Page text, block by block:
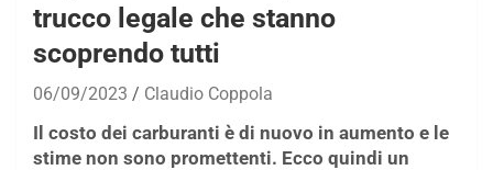
trucco legale che stanno
scoprendo tutti
06/09/2023 Claudio Coppola
Il costo dei carburanti è di nuovo in aumento e le
stime non sono promettenti. Ecco quindi un